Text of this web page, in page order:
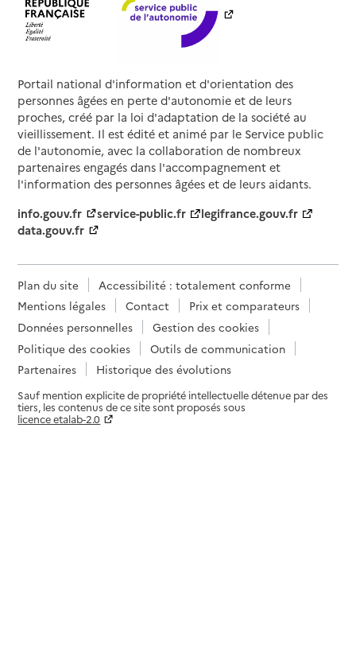
Portail national d'information et d'orientation des
personnes âgées en perte d'autonomie et de leurs
proches, créé par la loi d'adaptation de la société au
vieillissement. Il est édité et animé par le Service public
de l'autonomie, avec la collaboration de nombreux
partenaires engagés dans l'accompagnement et
l'information des personnes âgées et de leurs aidants.
info.gouv.fr
service-public.fr
legifrance.gouv.fr
data.gouv.fr
Plan du site
Accessibilité : totalement conforme
Mentions légales
Contact
Prix et comparateurs
Données personnelles
Gestion des cookies
Politique des cookies
Outils de communication
Partenaires
Historique des évolutions
Sauf mention explicite de propriété intellectuelle détenue par des
tiers, les contenus de ce site sont proposés sous
licence etalab-2.0